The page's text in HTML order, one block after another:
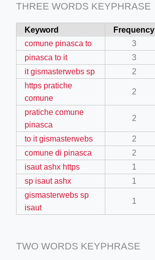
crew-neck-navy-blue/
THREE WORDS KEYPHRASE
Keyword Frequency
comune pinasca to
3
pinasca to it
3
it gismasterwebs sp
2
https pratiche
comune
2
pratiche comune
pinasca
2
to it gismasterwebs 2
comune di pinasca
2
isaut ashx https
1
sp isaut ashx
1
gismasterwebs sp
isaut
1
TWO WORDS KEYPHRASE